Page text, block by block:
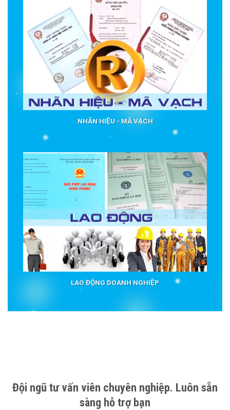
NHÃN HIỆU - MÃ VẠCH
LAO ĐỘNG DOANH NGHIỆP
Đội ngũ tư vấn viên chuyên nghiệp. Luôn sẵn
sàng hỗ trợ bạn